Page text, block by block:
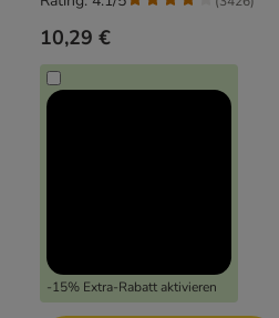
10,29 €
-15% Extra-Rabatt aktivieren